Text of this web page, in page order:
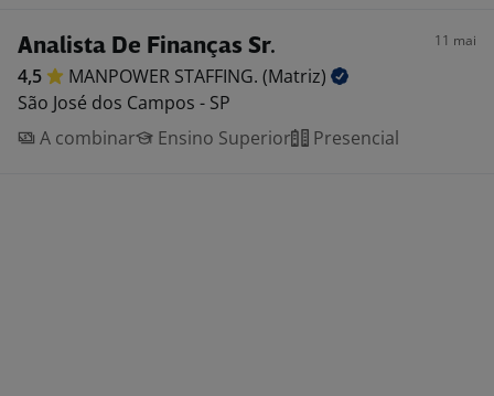
Analista De Finanças Sr. 11 mai
4,5 MANPOWER STAFFING. (Matriz)
São José dos Campos - SP
A combinar
Ensino Superior Presencial